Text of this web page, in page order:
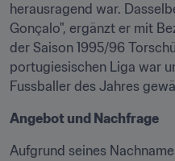
herausragend war.
Gonçalo", ergänzt er mit
der Saison 1995/96
portugiesischen Liga war
Fussballer des Jahres
Angebot und Nachfrage
Aufgrund seines